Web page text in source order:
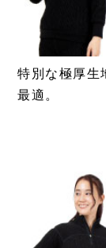
特別な極厚生
最適。